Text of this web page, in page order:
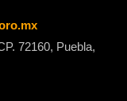
72160, Puebla,